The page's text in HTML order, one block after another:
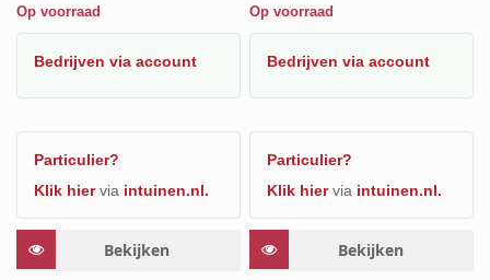
Op voorraad
Bedrijven via account
Particulier?
Klik hiervia intuinen.nl.
Bekijken
Op voorraad
Bedrijvenvia account
Particulier?
Klik hiervia intuinen.nl.
Bekijken